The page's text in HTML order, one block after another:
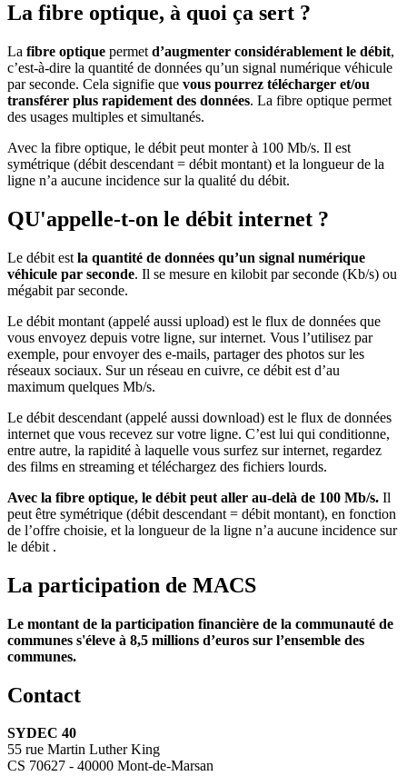
La fibre optique, à quoi ça sert ?
La fibre optique permet d’augmenter considérablement le débit,
c’est-à-dire la quantité de données qu’un signal numérique véhicule
par seconde. Cela signifie que vous pourrez télécharger et/ou
transférer plus rapidement des données. La fibre optique permet
des usages multiples et simultanés.
Avec la fibre optique, le débit peut monter à 100 Mb/s. Il est
symétrique (débit descendant = débit montant) et la longueur de la
ligne n’a aucune incidence sur la qualité du débit.
QU'appelle-t-on le débit internet ?
Le débit est la quantité de données qu’un signal numérique
véhicule par seconde. Il se mesure en kilobit par seconde (Kb/s) ou
mégabit par seconde.
Le débit montant (appelé aussi upload) est le flux de données que
vous envoyez depuis votre ligne, sur internet. Vous l’utilisez par
exemple, pour envoyer des e-mails, partager des photos sur les
réseaux sociaux. Sur un réseau en cuivre, ce débit est d’au
maximum quelques Mb/s.
Le débit descendant (appelé aussi download) est le flux de données
internet que vous recevez sur votre ligne. C’est lui qui conditionne,
entre autre, la rapidité à laquelle vous surfez sur internet, regardez
des films en streaming et téléchargez des fichiers lourds.
Avec la fibre optique, le débit peut aller au-delà de 100 Mb/s. Il
peut être symétrique (débit descendant = débit montant), en fonction
de l’offre choisie, et la longueur de la ligne n’a aucune incidence sur
le débit .
La participation de MACS
Le montant de la participation financière de la communauté de
communes s'éleve à 8,5 millions d’euros sur l’ensemble des
communes.
Contact
SYDEC 40
55 rue Martin Luther King
CS 70627 - 40000 Mont-de-Marsan